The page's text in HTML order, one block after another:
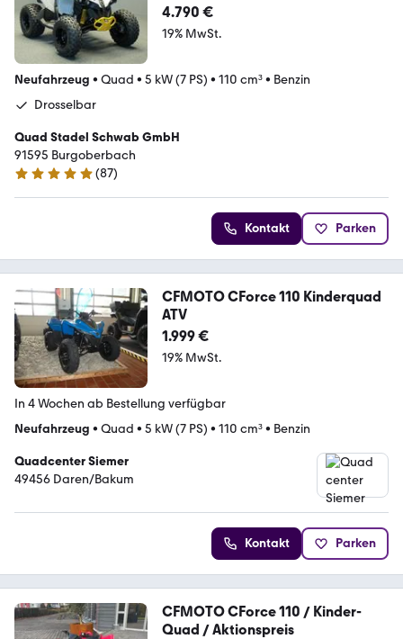
4.790 €
19% MwSt.
Neufahrzeug • Quad • 5 kW (7 PS) • 110 cm³• Benzin
Drosselbar
Quad Stadel Schwab GmbH
91595 Burgoberbach
5 Sterne
(87)
Kontakt Parken
CFMOTO CForce 110 Kinderquad
ATV
1.999 €
19% MwSt.
In 4 Wochen ab Bestellung verfügbar
Neufahrzeug • Quad • 5 kW (7 PS) • 110 cm³• Benzin
Quadcenter Siemer
49456 Daren/Bakum
Kontakt Parken
CFMOTO CForce 110 / Kinder-
Quad / Aktionspreis